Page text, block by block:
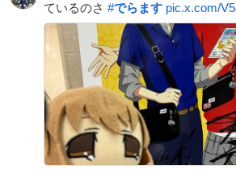
ているのさ #でらます pic.x.com/